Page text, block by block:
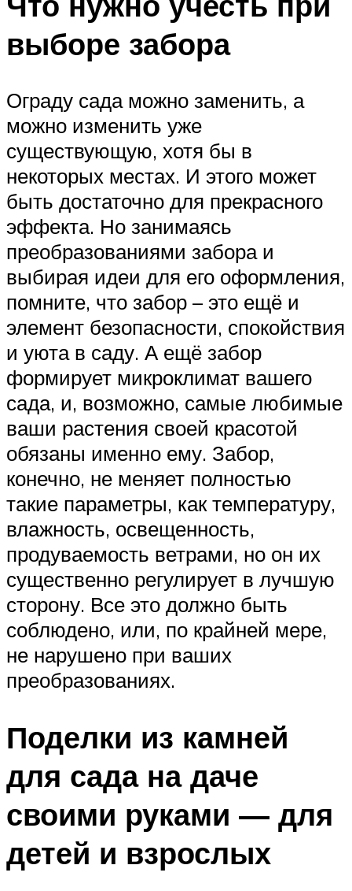
выборе забора
Ограду сада можно заменить, а
можно изменить уже
существующую, хотя бы в
некоторых местах. И этого может
быть достаточно для прекрасного
эффекта. Но занимаясь
преобразованиями забора и
выбирая идеи для его оформления,
помните, что забор – это ещё и
элемент безопасности, спокойствия
и уюта в саду. А ещё забор
формирует микроклимат вашего
сада, и, возможно, самые любимые
ваши растения своей красотой
обязаны именно ему. Забор,
конечно, не меняет полностью
такие параметры, как температуру,
влажность, освещенность,
продуваемость ветрами, но он их
существенно регулирует в лучшую
сторону. Все это должно быть
соблюдено, или, по крайней мере,
не нарушено при ваших
преобразованиях.
Поделки из камней
для сада на даче
своими руками — для
детей и взрослых